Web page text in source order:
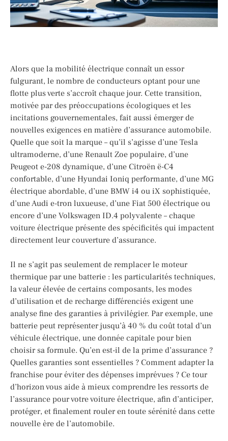
Alors que la mobilité électrique connaît un essor
fulgurant, le nombre de conducteurs optant pour une
flotte plus verte s’accroît chaque jour. Cette transition,
motivée par des préoccupations écologiques et les
incitations gouvernementales, fait aussi émerger de
nouvelles exigences en matière d’assurance automobile.
Quelle que soit la marque – qu’il s’agisse d’une Tesla
ultramoderne, d’une Renault Zoe populaire, d’une
Peugeot e-208 dynamique, d’une Citroën ë-C4
confortable, d’une Hyundai Ioniq performante, d’une MG
électrique abordable, d’une BMW i4 ou iX sophistiquée,
d’une Audi e-tron luxueuse, d’une Fiat 500 électrique ou
encore d’une Volkswagen ID.4 polyvalente – chaque
voiture électrique présente des spécificités qui impactent
directement leur couverture d’assurance.
Il ne s’agit pas seulement de remplacer le moteur
thermique par une batterie : les particularités techniques,
la valeur élevée de certains composants, les modes
d’utilisation et de recharge différenciés exigent une
analyse fine des garanties à privilégier. Par exemple, une
batterie peut représenter jusqu’à 40 % du coût total d’un
véhicule électrique, une donnée capitale pour bien
choisir sa formule. Qu’en est-il de la prime d’assurance ?
Quelles garanties sont essentielles ? Comment adapter la
franchise pour éviter des dépenses imprévues ? Ce tour
d’horizon vous aide à mieux comprendre les ressorts de
l’assurance pour votre voiture électrique, afin d’anticiper,
protéger, et finalement rouler en toute sérénité dans cette
nouvelle ère de l’automobile.